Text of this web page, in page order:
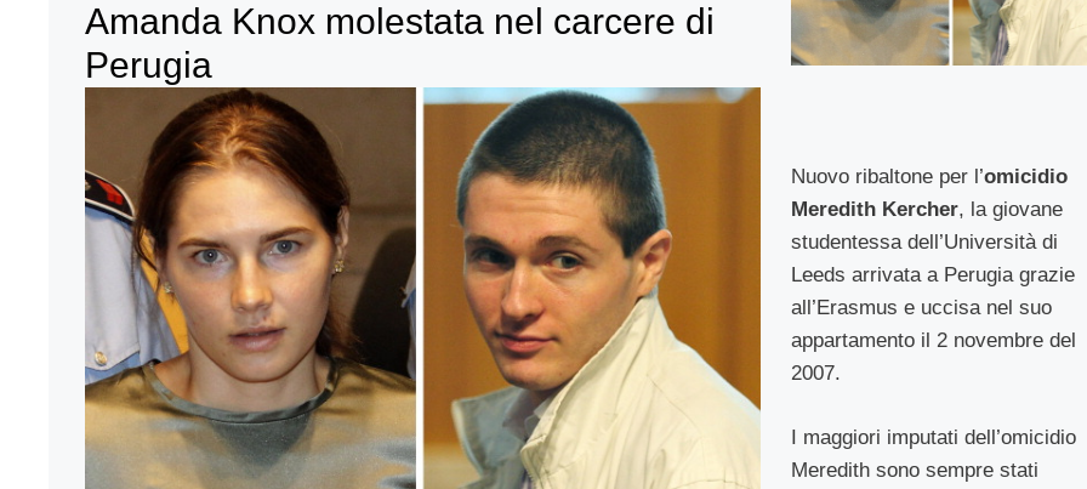
Amanda Knox molestata nel carcere di
Perugia
Nuovo ribaltone per l’omicidio
Meredith Kercher, la giovane
studentessa dell’Università di
Leeds arrivata a Perugia grazie
all’Erasmus e uccisa nel suo
appartamento il 2 novembre del
2007.
I maggiori imputati dell’omicidio
Meredith sono sempre stati